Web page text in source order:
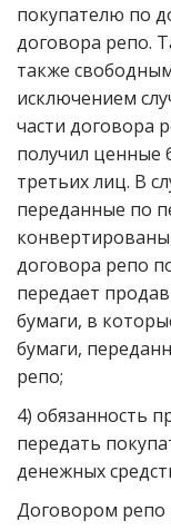
покупателю по
договора репо.
также
исключением
части договора
получил ценные
третьих лиц. В
переданные по
договора репо
передает
бумаги, в
бумаги,
репо;
4) обязанность
передать
денежных
Договором репо